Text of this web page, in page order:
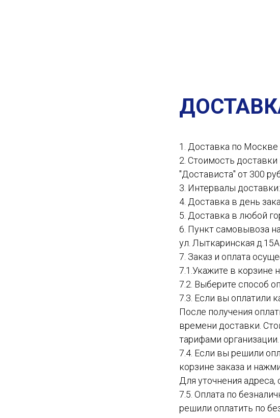
1. Доставка по
2. Стоимость
"Достависта" от 300
3. Интервалы
4. Доставка в день
5. Доставка в любой
6. Пункт самовывоза
ул. Лыткаринская д.15А
7. Заказ и оплата
7.1.Укажите в корзине
7.2. Выберите способ
7.3. Если вы оплатили
После получения
времени доставки.
тарифами организации.
7.4. Если вы решили
корзине заказа и
Для уточнения
7.5. Оплата по
решили оплатить по